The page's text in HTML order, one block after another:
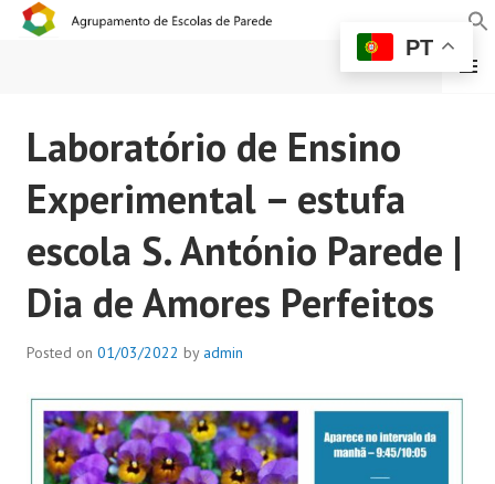
AGRUPAMENTO DE
ESCOLAS DE PAREDE
MENU
Laboratório de Ensino
Experimental – estufa
escola S. António Parede |
Dia de Amores Perfeitos
Posted on 01/03/2022 by admin
PT